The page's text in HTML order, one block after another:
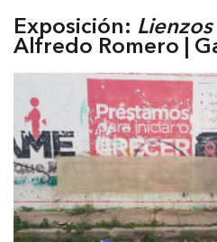
Exposición:
Alfredo Romero |